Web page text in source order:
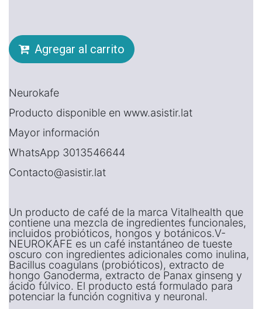
Agregar al carrito
Neurokafe
Producto disponible en www.asistir.lat
Mayor información
WhatsApp 3013546644
Contacto@asistir.lat
Un producto de café de la marca Vitalhealth que
contiene una mezcla de ingredientes funcionales,
incluidos probióticos, hongos y botánicos.V-
NEUROKAFE es un café instantáneo de tueste
oscuro con ingredientes adicionales como inulina,
Bacillus coagulans (probióticos), extracto de
hongo Ganoderma, extracto de Panax ginseng y
ácido fúlvico. El producto está formulado para
potenciar la función cognitiva y neuronal.